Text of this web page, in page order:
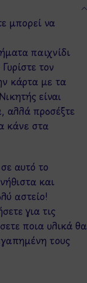
μπορεί να
παιχνίδι
τον
κάρτα με τα
είναι
αλλά προσέξτε
κάνε στα
αυτό το
και
αστείο!
για τις
ποια υλικά θα
τους